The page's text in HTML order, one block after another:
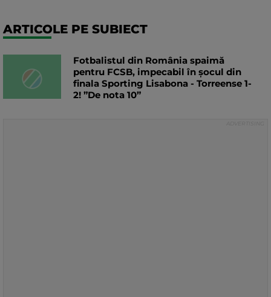
ARTICOLE PE SUBIECT
Fotbalistul din România spaimă
pentru FCSB, impecabil în șocul din
finala Sporting Lisabona - Torreense 1-
2! ”De nota 10”